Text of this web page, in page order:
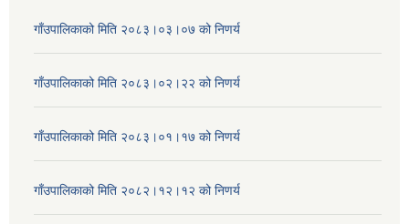
गाँउपालिकाको मिति २०८३।०३।०७ को निणर्य
गाँउपालिकाको मिति २०८३।०२।२२ को निणर्य
गाँउपालिकाको मिति २०८३।०१।१७ को निणर्य
गाँउपालिकाको मिति २०८२।१२।१२ को निणर्य